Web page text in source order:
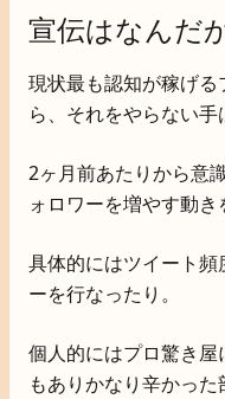
宣伝はなんだ
現状最も認知が稼げ
ら、それをやらない手
2ヶ月前あたりから意
ォロワーを増やす動き
具体的にはツイート
ーを行なったり。
個人的にはプロ驚き
もありかなり辛かっ